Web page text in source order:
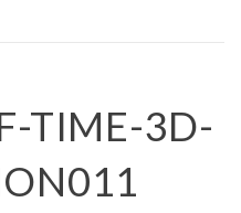
TIME-3D-